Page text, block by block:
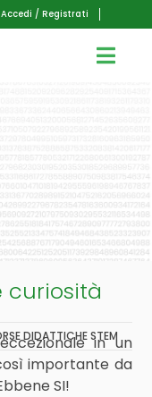
Accedi / Registrati
curiosità
DIDATTICHE STEM
in un
importante da
SI!